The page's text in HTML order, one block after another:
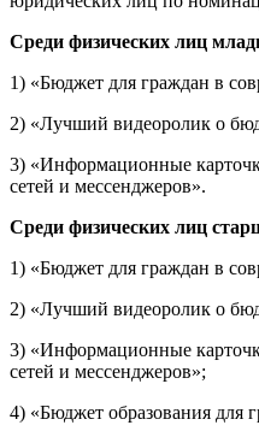
Среди физических лиц
1) «Бюджет для граждан в
2) «Лучший видеоролик о
3) «Информационные
сетей и мессенджеров».
Среди физических лиц
1) «Бюджет для граждан в
2) «Лучший видеоролик о
3) «Информационные
сетей и мессенджеров»;
4) «Бюджет образования для